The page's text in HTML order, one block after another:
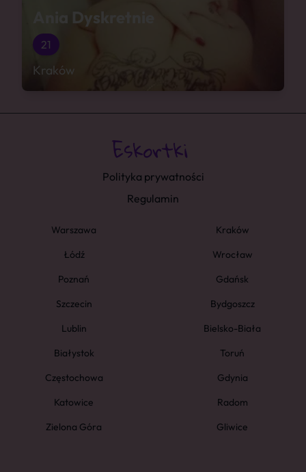
Ania Dyskretnie
21
Kraków
Polityka prywatności
Regulamin
Warszawa
Kraków
Łódź
Wrocław
Poznań
Gdańsk
Szczecin
Bydgoszcz
Lublin
Bielsko-Biała
Białystok
Toruń
Częstochowa
Gdynia
Katowice
Radom
Zielona Góra
Gliwice